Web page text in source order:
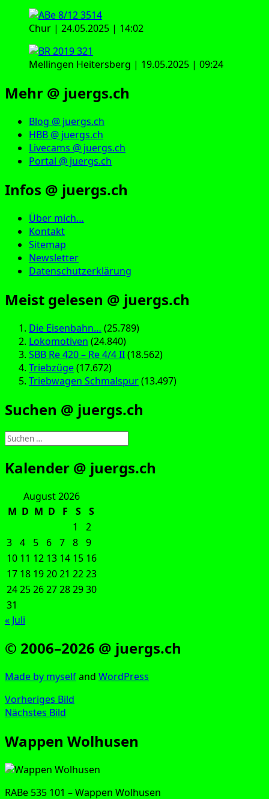
Chur | 24.05.2025 | 14:02
Mellingen Heitersberg | 19.05.2025 | 09:24
Mehr @ juergs.ch
Blog @ juergs.ch
HBB @ juergs.ch
Livecams @ juergs.ch
Portal @ juergs.ch
Infos @ juergs.ch
Über mich…
Kontakt
Sitemap
Newsletter
Datenschutzerklärung
Meist gelesen @ juergs.ch
Die Eisenbahn… (25.789)
Lokomotiven (24.840)
SBB Re 420 – Re 4/4 II(18.562)
Triebzüge(17.672)
Triebwagen Schmalspur(13.497)
Suchen @ juergs.ch
Suchen
nach:
Kalender @ juergs.ch
August 2026
M D M D F S
S
1
2
3 4 5 6 7 8 9
10 11 12 13 14 15 16
17 18 192021 2223
24252627282930
31
« Juli
© 2006–2026 @ juergs.ch
Made by mys­elfand Word­Press
Vorheriges Bild
Nächstes Bild
Wappen Wolhusen
RABe 535 101 – Wap­pen Wolhusen